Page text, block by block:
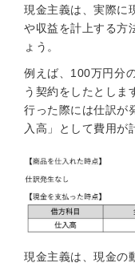
現金主義は、実際に
や収益を計上する方
ょう。
例えば、100万円分
う契約をしたとしま
行った際には仕訳が
入高」として費用が
現金主義は、現金の